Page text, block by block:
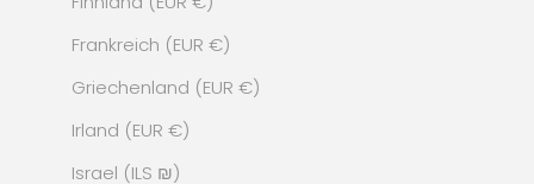
Frankreich (EUR €)
Griechenland (EUR €)
Irland (EUR €)
Israel (ILS ₪)